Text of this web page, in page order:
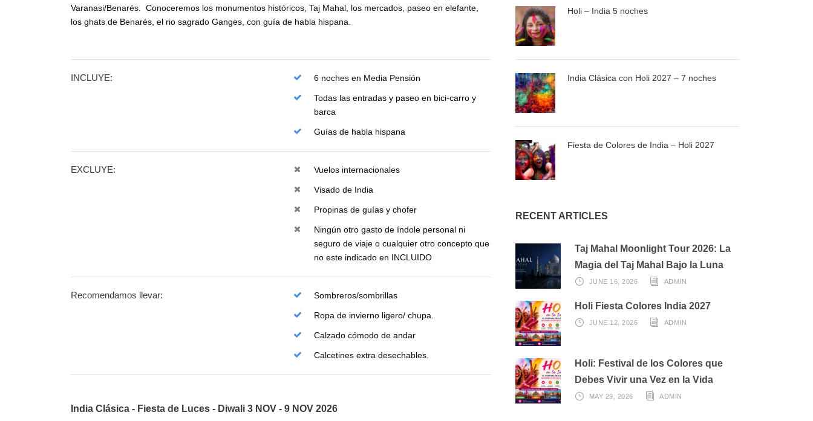
Holi – India 5 noches
India Clásica con Holi 2027 – 7 noches
Fiesta de Colores de India – Holi 2027
RECENT ARTICLES
Taj Mahal Moonlight Tour 2026: La
Magia del Taj Mahal Bajo la Luna
JUNE 16, 2026 ADMIN
Holi Fiesta Colores India 2027
JUNE 12, 2026 ADMIN
Holi: Festival de los Colores que
Debes Vivir una Vez en la Vida
MAY 29, 2026 ADMIN
Varanasi/Benarés. Conoceremos los monumentos históricos, Taj Mahal, los mercados, paseo en elefante,
los ghats de Benarés, el rio sagrado Ganges, con guía de habla hispana.
INCLUYE: 6 noches en Media Pensión
Todas las entradas y paseo en bici-carro y
barca
Guías de habla hispana
EXCLUYE: Vuelos internacionales
Visado de India
Propinas de guías y chofer
Ningún otro gasto de índole personal ni
seguro de viaje o cualquier otro concepto que
no este indicado en INCLUIDO
Recomendamos llevar: Sombreros/sombrillas
Ropa de invierno ligero/ chupa.
Calzado cómodo de andar
Calcetines extra desechables.
India Clásica - Fiesta de Luces - Diwali 3 NOV - 9 NOV 2026